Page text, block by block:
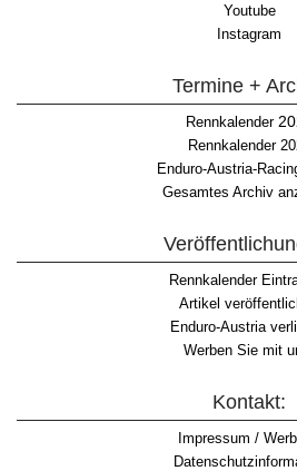
Youtube
Instagram
Termine +
Rennkalender
Rennkalender
Enduro-Austria-
Gesamtes Archiv
Rennkalender
Artikel
Enduro-Austria
Werben Sie mit
Kontakt:
Impressum /